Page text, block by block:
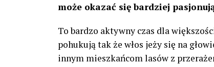
może okazać się bardziej
To bardzo aktywny czas dla
pohukują tak że włos jeży się na
innym mieszkańcom lasów z